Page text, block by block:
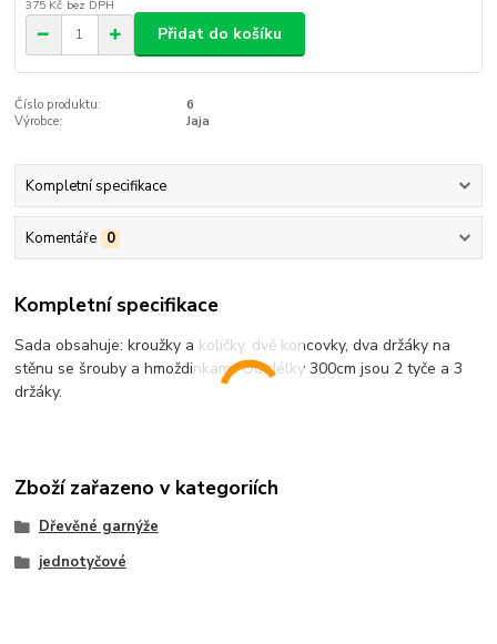
375 Kč bez DPH
Přidat do košíku
Číslo produktu:
6
Výrobce:
Jaja
Kompletní specifikace
Komentáře 0
Kompletní specifikace
Sada obsahuje: kroužky a kolíčky, dvě koncovky, dva držáky na
stěnu se šrouby a hmoždinkami. Od délky 300cm jsou 2 tyče a 3
držáky.
Zboží zařazeno v kategoriích
Dřevěné garnýže
jednotyčové